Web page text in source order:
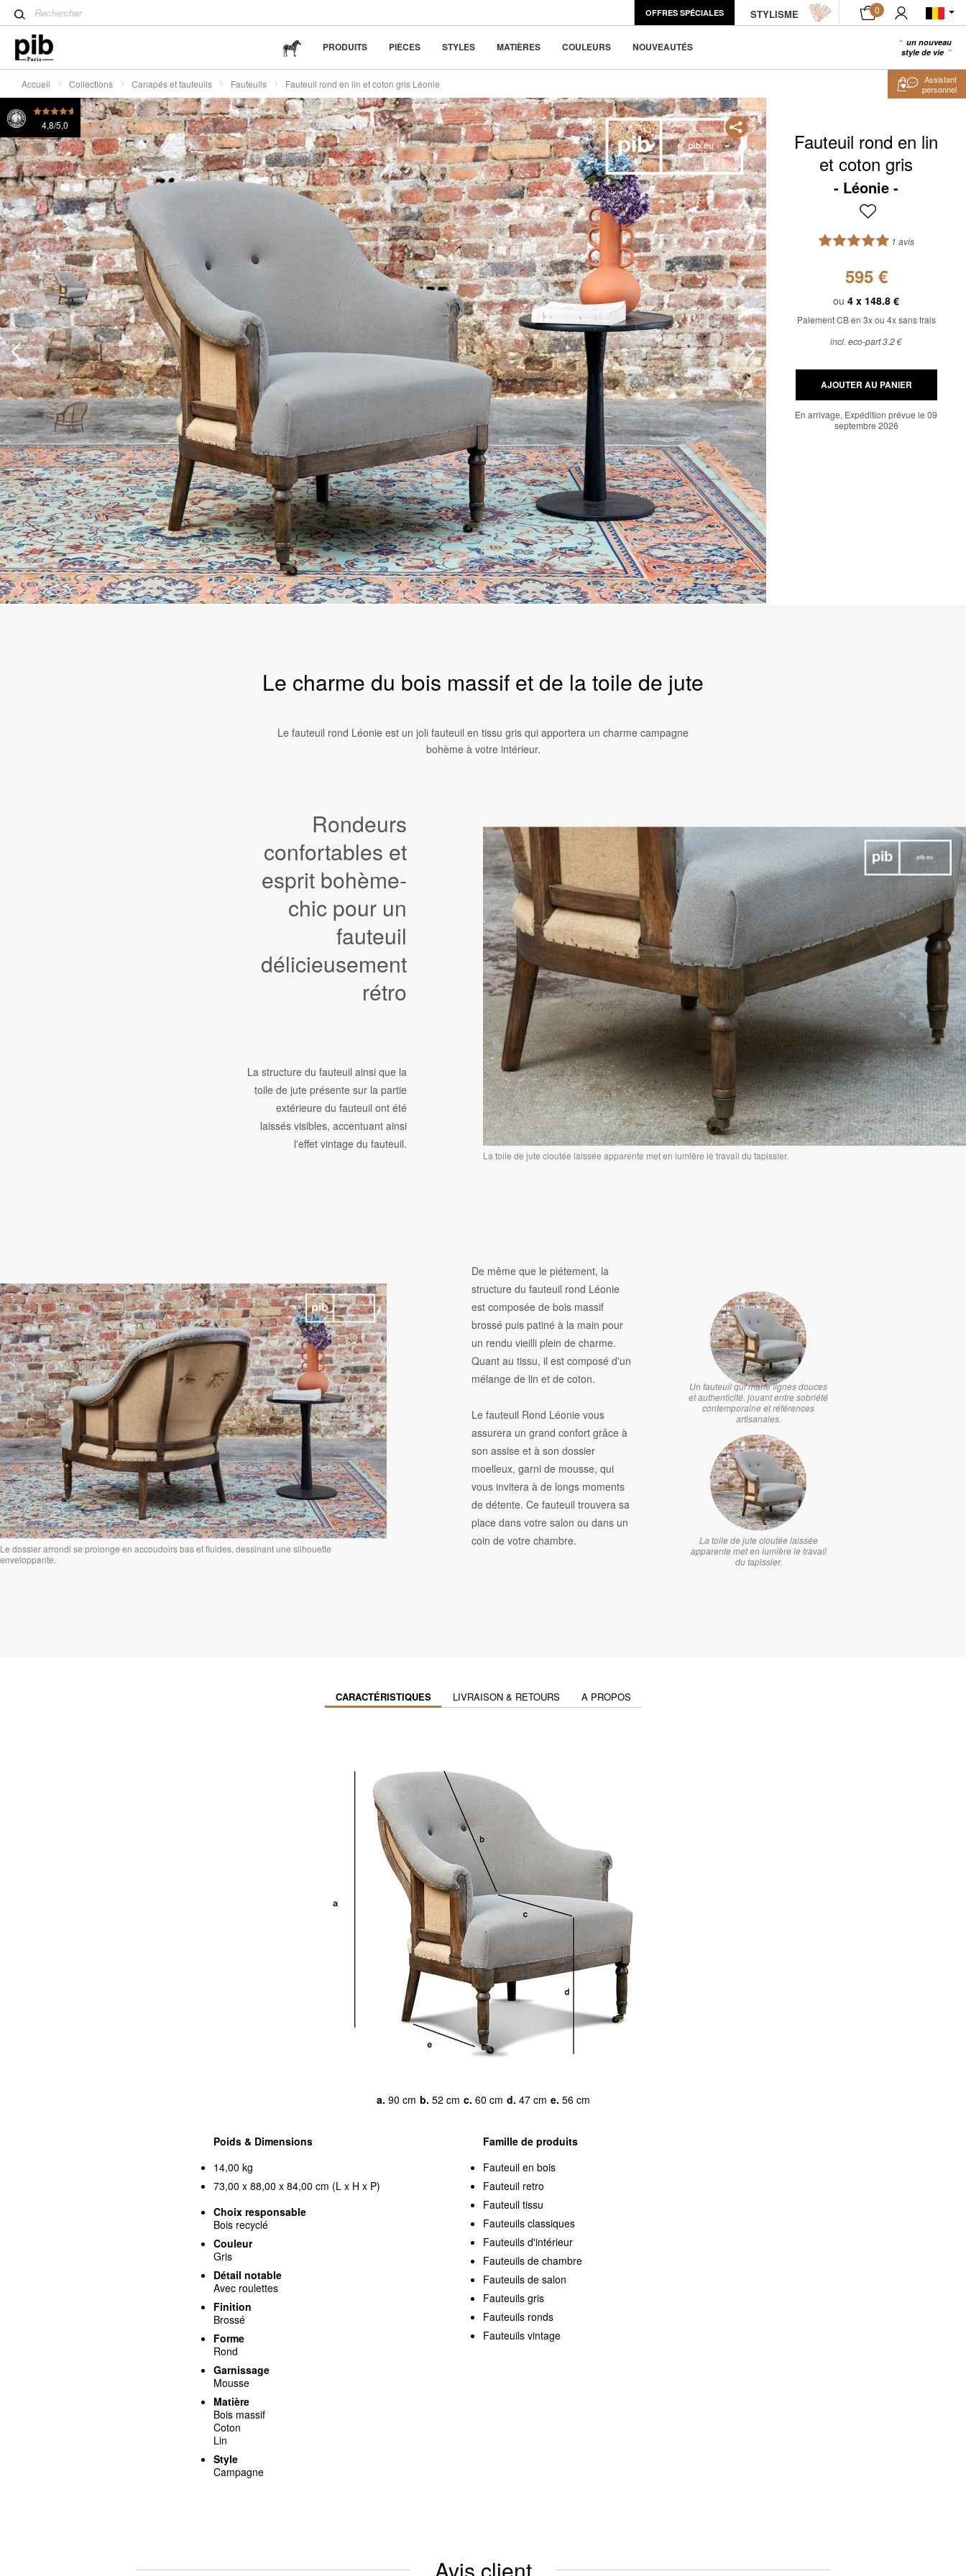
OFFRES SPÉCIALES STYLISME 0
Wabi-Sabi : L'art de trouver la beauté dans la
PRODUITS PIÈCES STYLES MATIÈRES COULEURS NOUVEAUTÉS
un nouveau
style de vie
Fauteuil rond en lin et coton gris Léonie AJOUTER AU PANIER
Accueil Collections Canapés et fauteuils Fauteuils Fauteuil rond en lin et coton gris Léonie
Fauteuil rond en lin
et coton gris
Léonie
1 avis
595 €
ou 4 x 148.8 €
Paiement CB en 3x ou 4x sans frais
incl. eco-part 3.2 €
AJOUTER AU PANIER
En arrivage, Expédition prévue le 09
septembre 2026
Le charme du bois massif et de la toile de jute
Le fauteuil rond Léonie est un joli fauteuil en tissu gris qui apportera un charme campagne
bohème à votre intérieur.
La toile de jute cloutée laissée apparente met en lumière le travail du tapissier.
Rondeurs
confortables et
esprit bohème-
chic pour un
fauteuil
délicieusement
rétro
La structure du fauteuil ainsi que la
toile de jute présente sur la partie
extérieure du fauteuil ont été
laissés visibles, accentuant ainsi
l'effet vintage du fauteuil.
Le dossier arrondi se prolonge en accoudoirs bas et fluides, dessinant une silhouette
enveloppante.
De même que le piétement, la
structure du fauteuil rond Léonie
est composée de bois massif
brossé puis patiné à la main pour
un rendu vieilli plein de charme.
Quant au tissu, il est composé d'un
mélange de lin et de coton.
Le fauteuil Rond Léonie vous
assurera un grand confort grâce à
son assise et à son dossier
moelleux, garni de mousse, qui
vous invitera à de longs moments
de détente. Ce fauteuil trouvera sa
place dans votre salon ou dans un
coin de votre chambre.
Un fauteuil qui marie lignes douces
et authenticité, jouant entre sobriété
contemporaine et références
artisanales.
La toile de jute cloutée laissée
apparente met en lumière le travail
du tapissier.
CARACTÉRISTIQUES LIVRAISON & RETOURS A PROPOS
a. 90 cm b. 52 cm c. 60 cm d. 47 cm e. 56 cm
Poids & Dimensions
14,00 kg
73,00 x 88,00 x 84,00 cm (L x H x P)
Choix responsable
Bois recyclé
Couleur
Gris
Détail notable
Avec roulettes
Finition
Brossé
Forme
Rond
Garnissage
Mousse
Matière
Bois massif
Coton
Lin
Style
Campagne
Famille de produits
Fauteuil en bois
Fauteuil retro
Fauteuil tissu
Fauteuils classiques
Fauteuils d'intérieur
Fauteuils de chambre
Fauteuils de salon
Fauteuils gris
Fauteuils ronds
Fauteuils vintage
4,8/5,0
Assistant
personnel